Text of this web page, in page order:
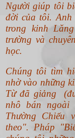
Người giúp tôi
đời của tôi.
trong kinh
trường và
học.
Chúng tôi tìm
nhờ vào những
Từ đã giảng
nhô bán ngoài
Thường Chiếu
theo".Pháp